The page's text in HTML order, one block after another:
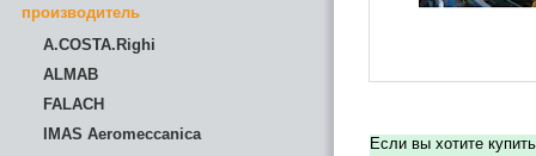
производитель
A.COSTA.Righi
ALMAB
FALACH
IMAS Aeromeccanica
Если вы хотите